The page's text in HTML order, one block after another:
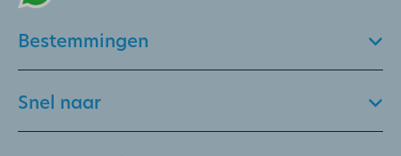
Bestemmingen
Snel naar